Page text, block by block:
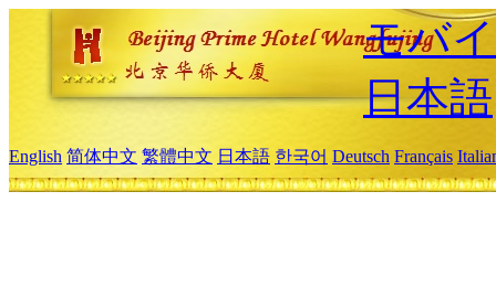
モバ
日本語
English 简体中文 繁體中文 日本語 한국어 Deutsch Français